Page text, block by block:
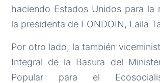
haciendo Estados Unidos para la
la presidenta de FONDOIN, Laila
Por otro lado, la también
Integral de la Basura del
Popular para el